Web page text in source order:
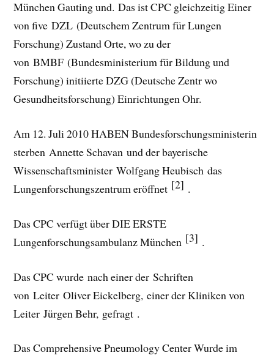
München Gauting und. Das ist CPC gleichzeitig Einer
von five DZL (Deutschem Zentrum für Lungen
Forschung) Zustand Orte, wo zu der
von BMBF (Bundesministerium für Bildung und
Forschung) initiierte DZG (Deutsche Zentr wo
Gesundheitsforschung) Einrichtungen Ohr.
Am 12. Juli 2010 HABEN Bundesforschungsministerin
sterben Annette Schavan und der bayerische
Wissenschaftsminister Wolfgang Heubisch das
Lungenforschungszentrum eröffnet [2] .
Das CPC verfügt über DIE ERSTE
Lungenforschungsambulanz München [3] .
Das CPC wurde nach einer der Schriften
von Leiter Oliver Eickelberg, einer der Kliniken von
Leiter Jürgen Behr, gefragt .
Das Comprehensive Pneumology Center Wurde im